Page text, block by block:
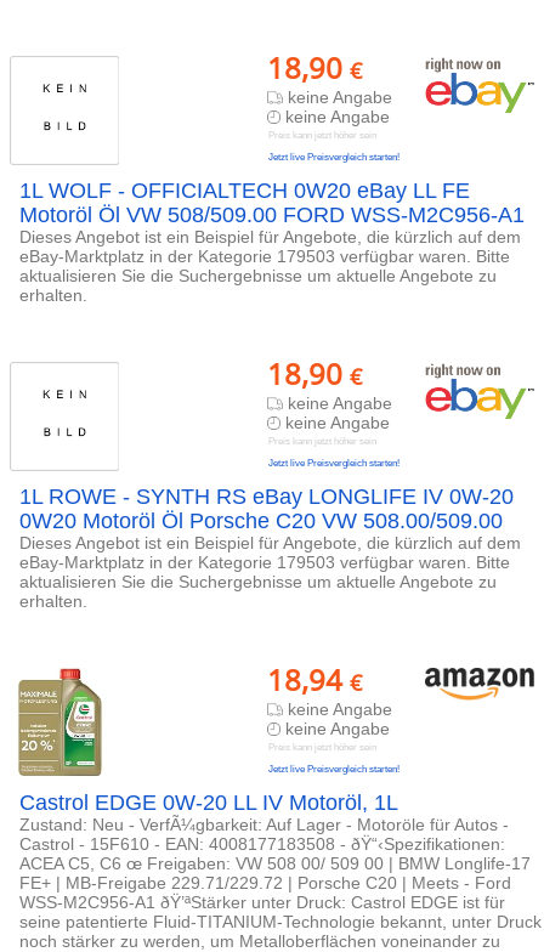
18,90 €
keine Angabe
keine Angabe
Preis kann jetzt höher sein
Jetzt live Preisvergleich starten!
1L WOLF - OFFICIALTECH 0W20 eBay LL FE
Motoröl Öl VW 508/509.00 FORD WSS-M2C956-A1
Dieses Angebot ist ein Beispiel für Angebote, die kürzlich auf dem
eBay-Marktplatz in der Kategorie 179503 verfügbar waren. Bitte
aktualisieren Sie die Suchergebnisse um aktuelle Angebote zu
erhalten.
18,90 €
keine Angabe
keine Angabe
Preis kann jetzt höher sein
Jetzt live Preisvergleich starten!
1L ROWE - SYNTH RS eBay LONGLIFE IV 0W-20
0W20 Motoröl Öl Porsche C20 VW 508.00/509.00
Dieses Angebot ist ein Beispiel für Angebote, die kürzlich auf dem
eBay-Marktplatz in der Kategorie 179503 verfügbar waren. Bitte
aktualisieren Sie die Suchergebnisse um aktuelle Angebote zu
erhalten.
18,94 €
keine Angabe
keine Angabe
Preis kann jetzt höher sein
Jetzt live Preisvergleich starten!
Castrol EDGE 0W-20 LL IV Motoröl, 1L
Zustand: Neu - VerfÃ¼gbarkeit: Auf Lager - Motoröle für Autos -
Castrol - 15F610 - EAN: 4008177183508 - ðŸ“‹Spezifikationen:
ACEA C5, C6 œ Freigaben: VW 508 00/ 509 00 | BMW Longlife-17
FE+ | MB-Freigabe 229.71/229.72 | Porsche C20 | Meets - Ford
WSS-M2C956-A1 ðŸ’ªStärker unter Druck: Castrol EDGE ist für
seine patentierte Fluid-TITANIUM-Technologie bekannt, unter Druck
noch stärker zu werden, um Metalloberflächen voneinander zu